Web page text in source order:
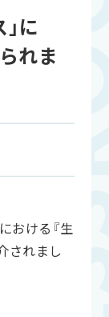
に
れま
おける『生
されまし